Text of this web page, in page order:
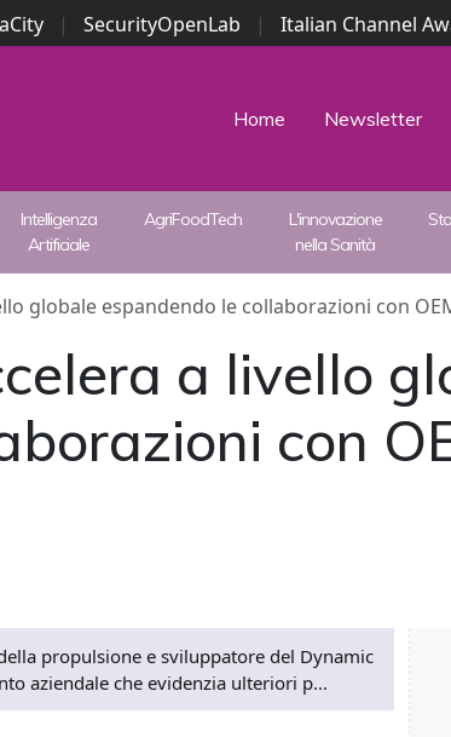
| SecurityOpenLab | Italian Channel
Security Awards | ...
Home Newsletter
Intelligenza
Artificiale
AgriFoodTech
L'innovazione
nella Sanità
globale espandendo le collaborazioni con
a livello
con
propulsione e sviluppatore del Dynamic
aziendale che evidenzia ulteriori p...